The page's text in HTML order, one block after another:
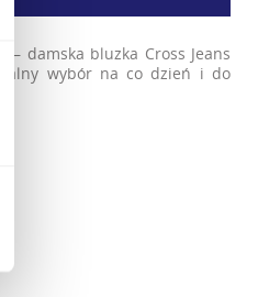
– damska bluzka Cross Jeans
wybór na co dzień i do